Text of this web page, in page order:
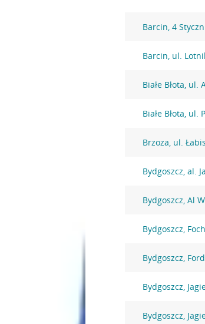
Barcin, 4
Barcin, ul.
Białe Błota, ul.
Białe Błota, ul.
Brzoza, ul.
Bydgoszcz, al.
Bydgoszcz, Al
Bydgoszcz,
Bydgoszcz,
Bydgoszcz,
Bydgoszcz,